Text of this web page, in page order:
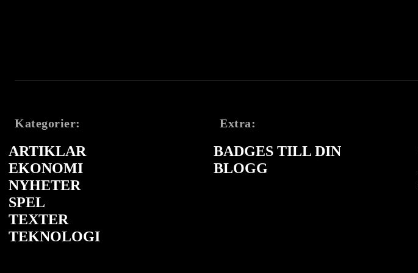
Kategorier:
ARTIKLAR
EKONOMI
NYHETER
SPEL
TEXTER
TEKNOLOGI
Extra:
BADGES TILL DIN
BLOGG